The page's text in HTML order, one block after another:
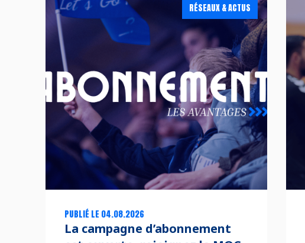
RÉSEAUX & ACTUS
PUBLIÉ LE 04.08.2026
La campagne d’abonnement